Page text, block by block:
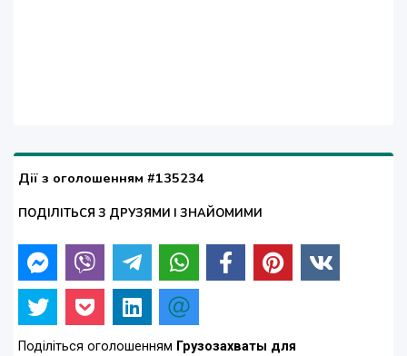
Дії з оголошенням #135234
ПОДІЛІТЬСЯ З ДРУЗЯМИ І ЗНАЙОМИМИ
Поділіться оголошенням Грузозахваты для